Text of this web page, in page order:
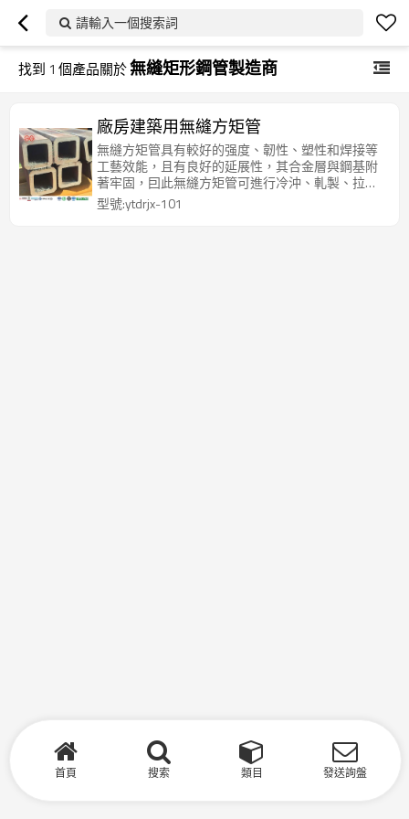
請輸入一個搜索詞
找到 1 個產品關於無縫矩形鋼管製造商
廠房建築用無縫方矩管
無縫方矩管具有較好的强度、韌性、塑性和焊接等
工藝效能，且有良好的延展性，其合金層與鋼基附
著牢固，囙此無縫方矩管可進行冷沖、軋製、拉絲
彎曲等各種成型而不損壞鍍層，適用於一般加工如
鑽孔、切割、焊接、冷彎等工藝。
型號:ytdrjx-101
首頁 搜索 類目 發送詢盤